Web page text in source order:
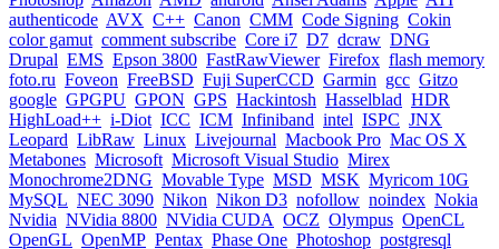
authenticode AVX C++ Canon CMM Code Signing Cokin
color gamut comment subscribe Core i7 D7 dcraw DNG
Drupal EMS Epson 3800 FastRawViewer Firefox flash memory
foto.ru Foveon FreeBSD Fuji SuperCCD Garmin gcc Gitzo
google GPGPU GPON GPS Hackintosh Hasselblad HDR
HighLoad++ i-Diot ICC ICM Infiniband intel ISPC JNX
Leopard LibRaw Linux Livejournal Macbook Pro Mac OS X
Metabones Microsoft Microsoft Visual Studio Mirex
Monochrome2DNG Movable Type MSD MSK Myricom 10G
MySQL NEC 3090 Nikon Nikon D3 nofollow noindex Nokia
Nvidia NVidia 8800 NVidia CUDA OCZ Olympus OpenCL
OpenGL OpenMP Pentax Phase One Photoshop postgresql